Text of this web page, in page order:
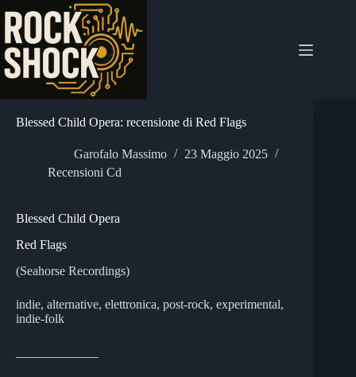
contenuto
Blessed Child Opera: recensione di Red Flags
Garofalo Massimo
23 Maggio 2025
Recensioni Cd
Blessed Child Opera
Red Flags
(Seahorse Recordings)
indie, alternative, elettronica, post-rock, experimental,
indie-folk